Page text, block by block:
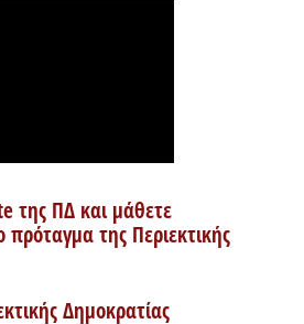
της ΠΔ και μάθετε
πρόταγμα της Περιεκτικής
Δημοκρατίας